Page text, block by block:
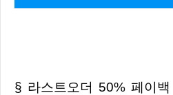
§ 라스트오더 50% 페이